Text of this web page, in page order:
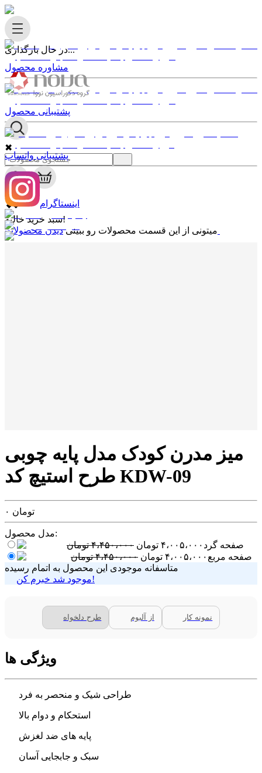
در حال بارگذاری...
✖
0
✖
سبد خرید خالیه!
میتونی از این قسمت محصولات رو ببینی
مشاوره محصول
پشتیبانی محصول
پشتیبانی واتساپ
اینستاگرام
میز مدرن کودک مدل پایه چوبی
طرح استیچ کد KDW-09
۰ تومان
مدل محصول:
صفحه گرد ۴،۰۰۵،۰۰۰ تومان ۴،۴۵۰،۰۰۰تومان
صفحه مربع ۴،۰۰۵،۰۰۰ تومان ۴،۴۵۰،۰۰۰تومان
متاسفانه موجودی این محصول به اتمام رسیده
موجود شد خبرم کن!
طرح دلخواه از آلبوم نمونه کار
ویژگی ها
طراحی شیک و منحصر به فرد
استحکام و دوام بالا
پایه های ضد لغزش
سبک و جابجایی آسان